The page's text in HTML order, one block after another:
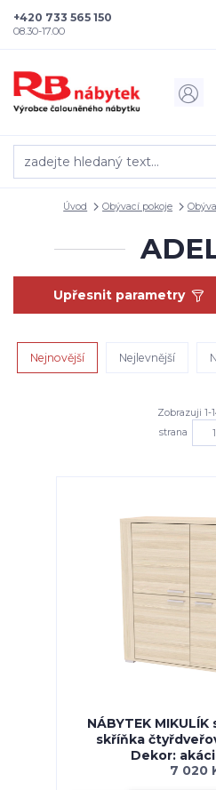
+420 733 565 150
08.30-17.00
Úvod Obývací pokoje
Upřesnit parametry
Nejnovější Nejlevnější
Zobrazuji 1-
strana
NÁBYTEK MIKULÍK
skříňka
Dekor:
7 020